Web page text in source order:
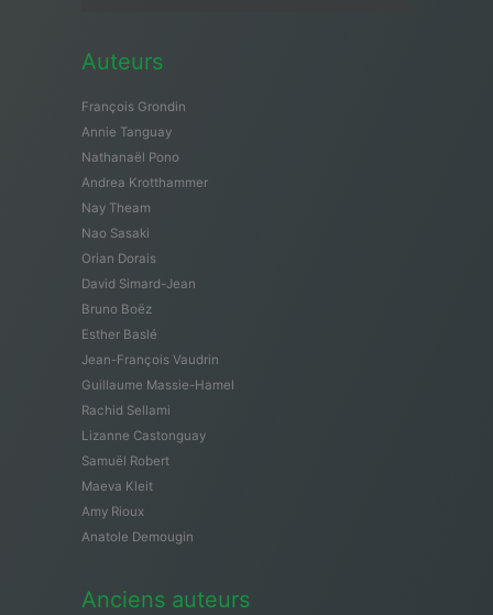
Auteurs
François Grondin
Annie Tanguay
Nathanaël Pono
Andrea Krotthammer
Nay Theam
Nao Sasaki
Orian Dorais
David Simard-Jean
Bruno Boëz
Esther Baslé
Jean-François Vaudrin
Guillaume Massie-Hamel
Rachid Sellami
Lizanne Castonguay
Samuël Robert
Maeva Kleit
Amy Rioux
Anatole Demougin
Anciens auteurs